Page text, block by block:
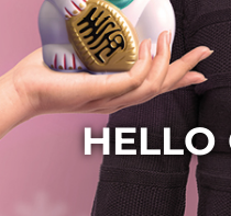
HELLO